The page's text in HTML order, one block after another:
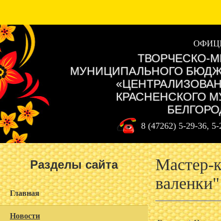
ТВОРЧЕСКО-
МУНИЦИПАЛЬНОГО
КРАСНЕНСКОГО
8 (47262) 5-29-36,
Разделы сайта
Главная
Новости
Мастер-
валенки"